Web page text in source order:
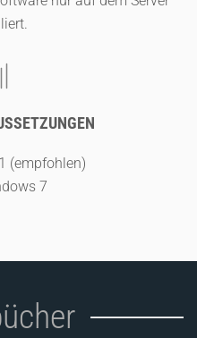
(empfohlen)
7